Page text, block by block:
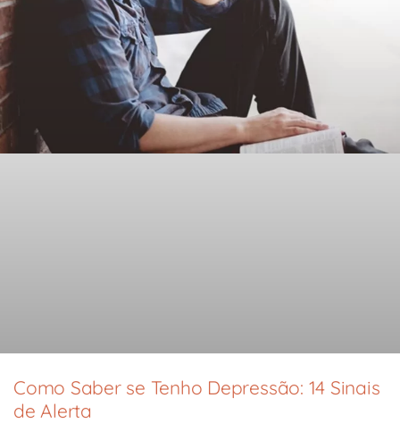
Como Saber se Tenho Depressão: 14 Sinais
de Alerta